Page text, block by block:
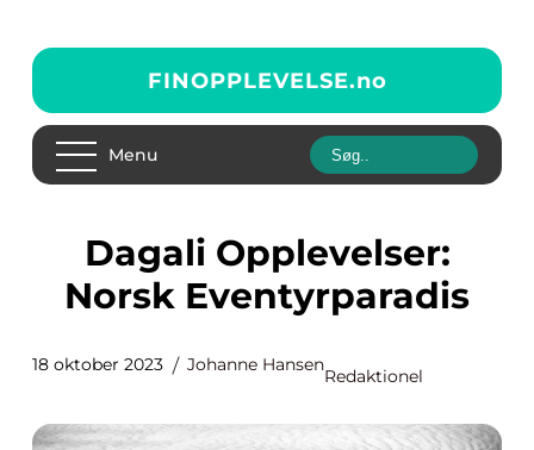
FINOPPLEVELSE.no
Menu
Dagali Opplevelser:
Norsk Eventyrparadis
18 oktober 2023 Johanne Hansen
Redaktionel